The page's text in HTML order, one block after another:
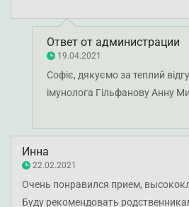
Ответ от администрации
19.04.2021
Софіє, дякуємо за теплий
імунолога Гільфанову Анну
довіру і щиро бажаємо вам
Инна
22.02.2021
Очень понравился прием,
Буду рекомендовать